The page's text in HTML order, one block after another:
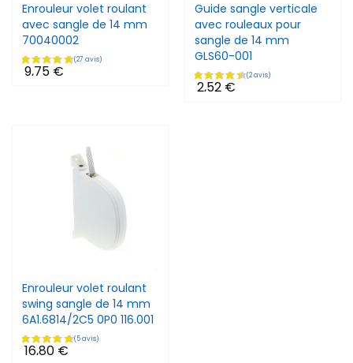
Enrouleur volet roulant
avec sangle de 14 mm
70040002
9,75 €
Guide sangle verticale
avec rouleaux pour
sangle de 14 mm
GLS60-001
2,52 €
Enrouleur volet roulant
swing sangle de 14 mm
6A1.6814/2C5 0P0 116.001
16,80 €